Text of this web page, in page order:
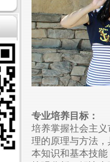
专业培养目标：
培养掌握社会主
理的原理与方法
本知识和基本技